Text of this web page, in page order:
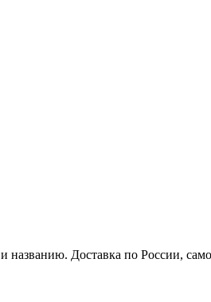
названию. Доставка по России,